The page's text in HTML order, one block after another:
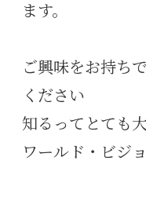
ます。
ご興味をお持ち
ください
知るってとても
ワールド・ビジ